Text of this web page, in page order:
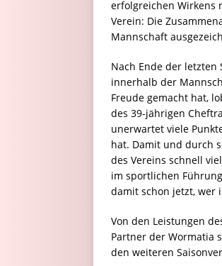
erfolgreichen Wirkens
Verein: Die
Mannschaft
Nach Ende der
innerhalb der
Freude gemacht hat,
des 39-jährigen
unerwartet viele
hat. Damit und durch
des Vereins schnell
im sportlichen
damit schon jetzt, wer
Von den Leistungen
Partner der Wormatia
den weiteren